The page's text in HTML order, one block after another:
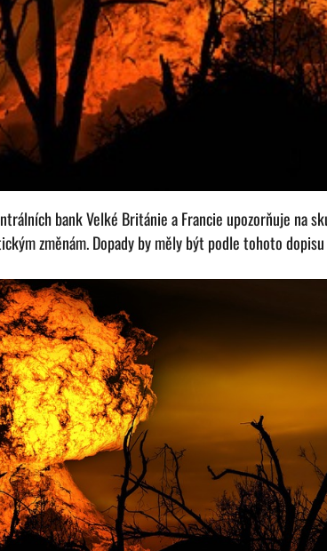
bank Velké Británie a Francie upozorňuje na
změnám. Dopady by měly být podle tohoto